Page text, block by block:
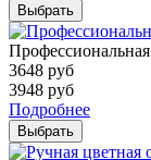
Выбрать
3648 руб
3948 руб
Подробнее
Выбрать